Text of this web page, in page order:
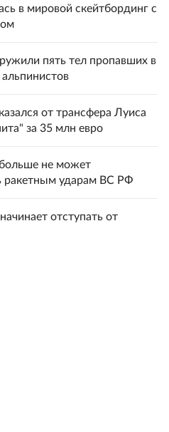
в мировой скейтбординг с
пять тел пропавших в
от трансфера Луиса
за 35 млн евро
не может
ракетным ударам ВС РФ
отступать от